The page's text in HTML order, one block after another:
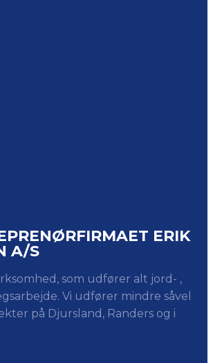
ERIK
A/S
som udfører alt jord- ,
Vi udfører mindre såvel
på Djursland, Randers og i